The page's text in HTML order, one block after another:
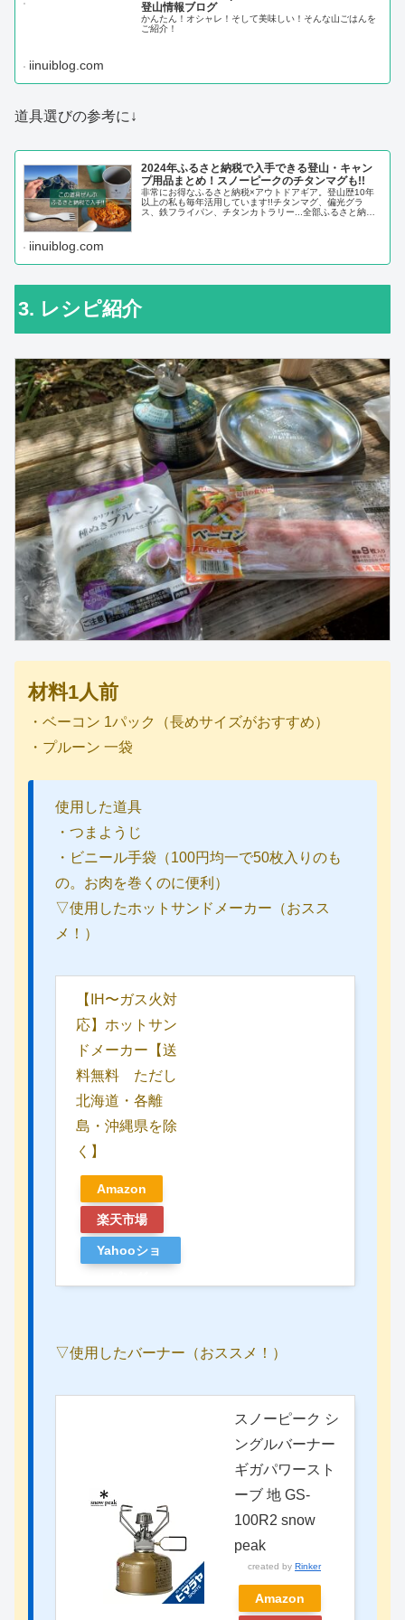
登山情報ブログ
かんたん！オシャレ！そして美味しい！そんな山ごはんを
ご紹介！
iinuiblog.com
道具選びの参考に↓
2024年ふるさと納税で入手できる登山・キャン
プ用品まとめ！スノーピークのチタンマグも!!
非常にお得なふるさと納税×アウトドアギア。登山歴10年
以上の私も毎年活用しています!!チタンマグ、偏光グラ
ス、鉄フライパン、チタンカトラリー...全部ふるさと納税
iinuiblog.com
3. レシピ紹介
材料1人前
・ベーコン 1パック（長めサイズがおすすめ）
・プルーン 一袋
使用した道具
・つまようじ
・ビニール手袋（100円均一で50枚入りのも
の。お肉を巻くのに便利）
▽使用したホットサンドメーカー（おスス
メ！）
【IH〜ガス火対
応】ホットサン
ドメーカー【送
料無料 ただし
北海道・各離
島・沖縄県を除
く】
Amazon
楽天市場
Yahooショ
▽使用したバーナー（おススメ！）
スノーピーク シ
ングルバーナー
ギガパワースト
ーブ 地 GS-
100R2 snow
peak
created by Rinker
Amazon